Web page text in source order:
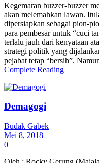
Kegemaran buzzer-buzzer
akan melemahkan lawan.
dipersiapkan sebagai pion-
para pembesar untuk “cuci
terlalu jauh dari kenyataan
strategi politik yang
pejabat tetap “bersih”.
Complete Reading
Demagogi
Budak Gabek
Mei 8, 2018
0